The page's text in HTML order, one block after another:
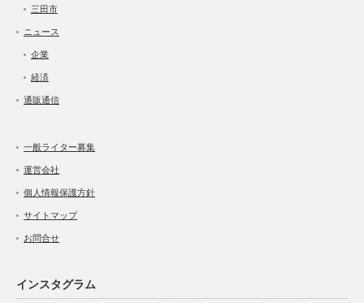
三田市
ニュース
企業
経済
通販通信
一般ライター募集
運営会社
個人情報保護方針
サイトマップ
お問合せ
インスタグラム